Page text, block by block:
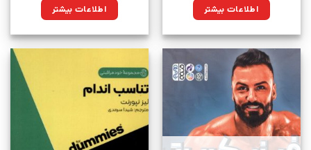
اطلاعات بیشتر اطلاعات بیشتر